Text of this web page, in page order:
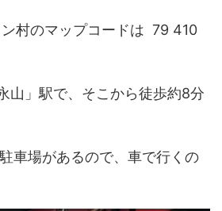
村のマップコードは 79 410
山」駅で、そこから徒歩約8分
車場があるので、車で行くの